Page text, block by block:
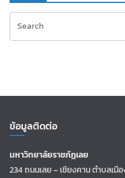
ข้อมูลติดต่อ
มหาวิทยาลัยราชภัฏเลย
234 ถนนเลย – เชียงคาน ตำบลเมื